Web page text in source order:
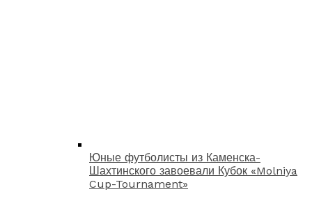
Юные футболисты из Каменска-
Шахтинского завоевали Кубок «Molniya
Cup-Tournament»